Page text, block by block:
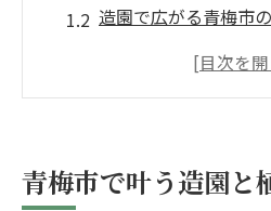
造園で広がる青梅市
植栽と造園の調和が
造園の視点から見る
青梅市で叶う造園と